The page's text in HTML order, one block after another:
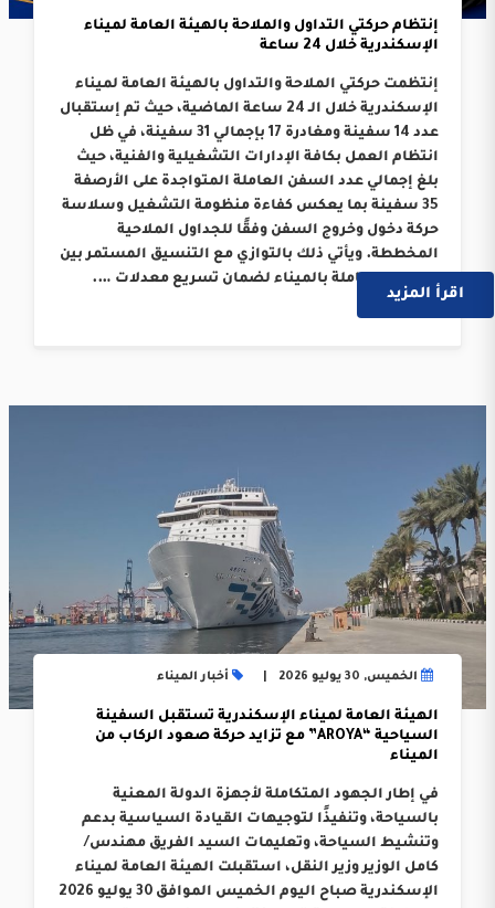
إنتظام حركتي التداول والملاحة بالهيئة العامة لميناء
الإسكندرية خلال 24 ساعة
إنتظمت حركتي الملاحة والتداول بالهيئة العامة لميناء
الإسكندرية خلال الـ 24 ساعة الماضية، حيث تم إستقبال
عدد 14 سفينة ومغادرة 17 بإجمالي 31 سفينة، في ظل
انتظام العمل بكافة الإدارات التشغيلية والفنية، حيث
بلغ إجمالي عدد السفن العاملة المتواجدة على الأرصفة
35 سفينة بما يعكس كفاءة منظومة التشغيل وسلاسة
حركة دخول وخروج السفن وفقًا للجداول الملاحية
المخططة. ويأتي ذلك بالتوازي مع التنسيق المستمر بين
الجهات العاملة بالميناء لضمان تسريع معدلات ….
اقرأ المزيد
الخميس, 30 يوليو 2026 أخبار الميناء
الهيئة العامة لميناء الإسكندرية تستقبل السفينة
السياحية “AROYA” مع تزايد حركة صعود الركاب من
الميناء
في إطار الجهود المتكاملة لأجهزة الدولة المعنية
بالسياحة، وتنفيذًا لتوجيهات القيادة السياسية بدعم
وتنشيط السياحة، وتعليمات السيد الفريق مهندس/
كامل الوزير وزير النقل، استقبلت الهيئة العامة لميناء
الإسكندرية صباح اليوم الخميس الموافق 30 يوليو 2026